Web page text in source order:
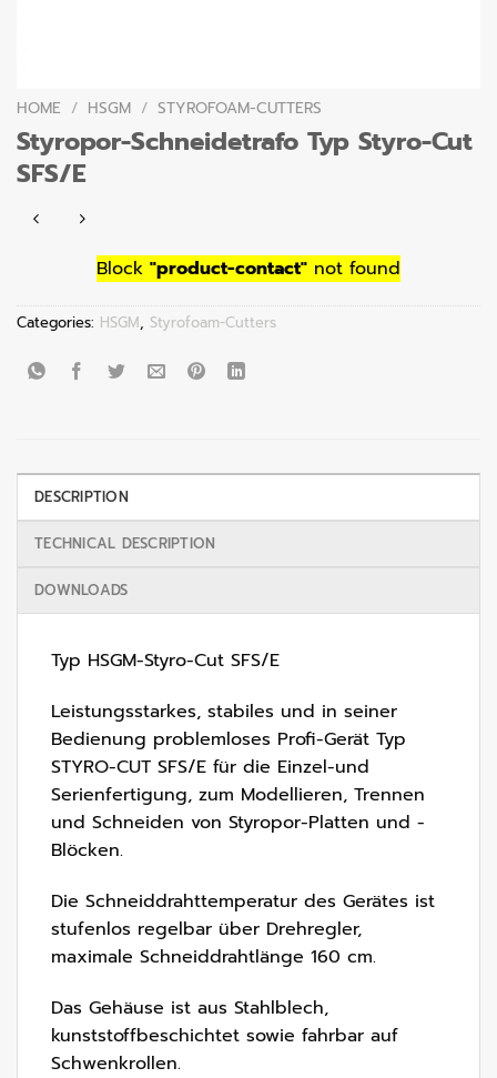
HOME / HSGM / STYROFOAM-CUTTERS
Styropor-Schneidetrafo Typ Styro-Cut
SFS/E
Block "product-contact" not found
Categories: HSGM, Styrofoam-Cutters
DESCRIPTION
TECHNICAL DESCRIPTION
DOWNLOADS
Typ HSGM-Styro-Cut SFS/E
Leistungsstarkes, stabiles und in seiner
Bedienung problemloses Profi-Gerät Typ
STYRO-CUT SFS/E für die Einzel-und
Serienfertigung, zum Modellieren, Trennen
und Schneiden von Styropor-Platten und -
Blöcken.
Die Schneiddrahttemperatur des Gerätes ist
stufenlos regelbar über Drehregler,
maximale Schneiddrahtlänge 160 cm.
Das Gehäuse ist aus Stahlblech,
kunststoffbeschichtet sowie fahrbar auf
Schwenkrollen.